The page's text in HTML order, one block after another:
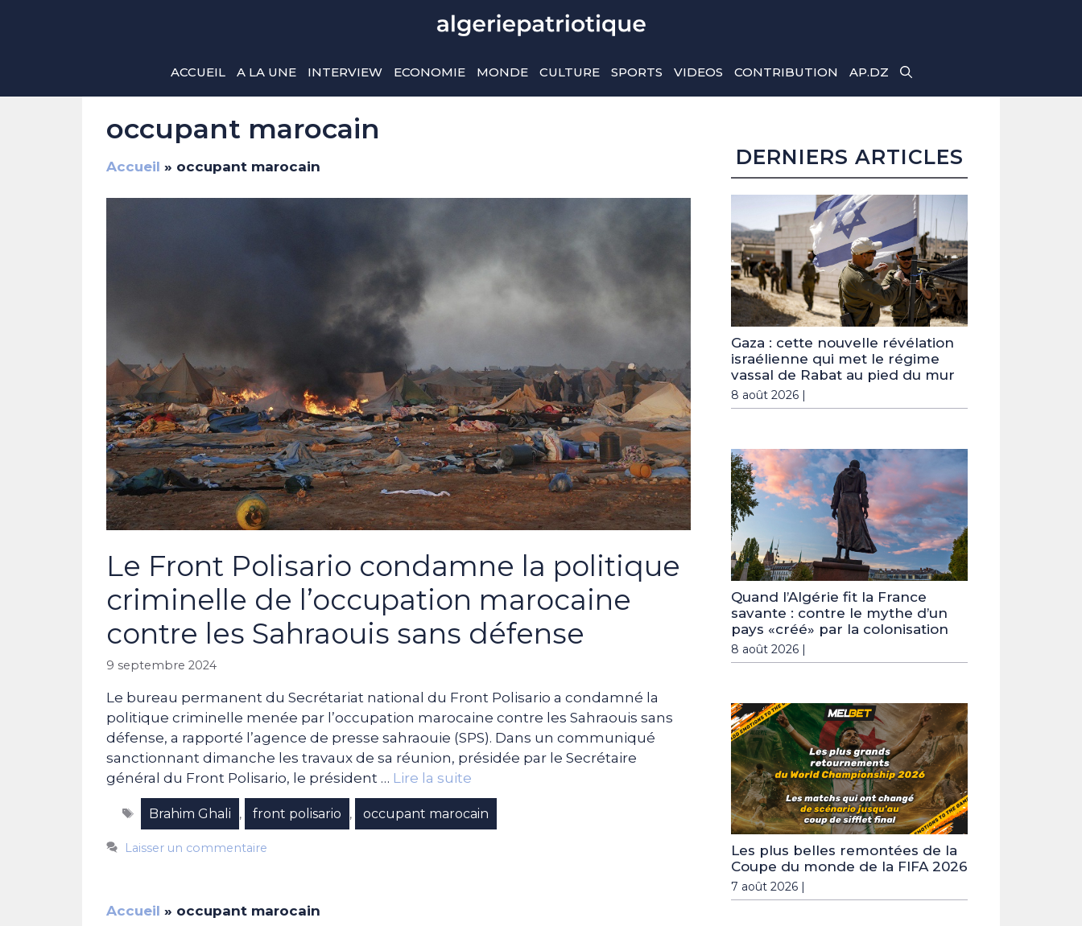
ACCUEIL A LA UNE INTERVIEW ECONOMIE MONDE CULTURE SPORTS VIDEOS CONTRIBUTION AP.DZ
occupant marocain
Accueil » occupant marocain
Le Front Polisario condamne la politique
criminelle de l’occupation marocaine
contre les Sahraouis sans défense
9 septembre 2024
Le bureau permanent du Secrétariat national du Front Polisario a condamné la
politique criminelle menée par l’occupation marocaine contre les Sahraouis sans
défense, a rapporté l’agence de presse sahraouie (SPS). Dans un communiqué
sanctionnant dimanche les travaux de sa réunion, présidée par le Secrétaire
général du Front Polisario, le président … Lire la suite
Étiquettes
Brahim Ghali , front polisario , occupant marocain
Laisser un commentaire
Accueil » occupant marocain
DERNIERS ARTICLES
Gaza : cette nouvelle révélation
israélienne qui met le régime
vassal de Rabat au pied du mur
8 août 2026 |
Quand l’Algérie fit la France
savante : contre le mythe d’un
pays «créé» par la colonisation
8 août 2026 |
Les plus belles remontées de la
Coupe du monde de la FIFA 2026
7 août 2026 |